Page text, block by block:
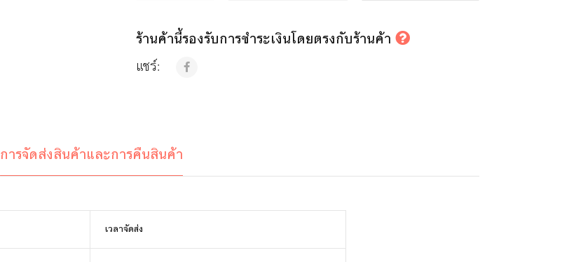
ร้านค้านี้รองรับการชำระเงินโดยตรงกับร้านค้า
แชร์:
การจัดส่งสินค้าและการคืนสินค้า
เวลาจัดส่ง